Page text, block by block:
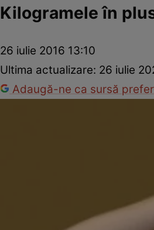
Kilogramele în
26 iulie 2016 13:10
Ultima actualizare: 26 iulie
Adaugă-ne ca sursă